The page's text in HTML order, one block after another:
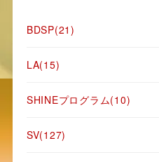
BDSP(21)
LA(15)
SHINEプログラム(10)
SV(127)